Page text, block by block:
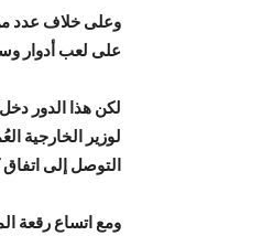
وعلى خلاف عدد
على لعب أدوار
لكن هذا الدور
لوزير الخارجية
التوصل إلى
ومع اتساع رقعة